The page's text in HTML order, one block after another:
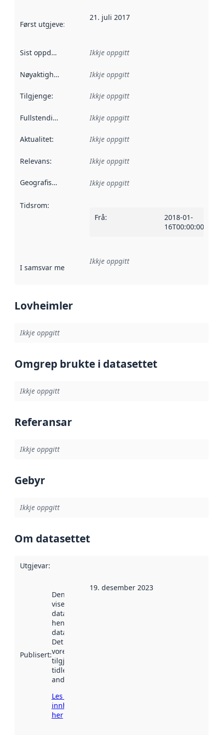
Først utgjeve: Denne datoen seier når dataa i dette
21. juli 2017
Sist oppdatert Ikkje oppgitt
Nøyaktigheit Ikkje oppgitt
Tilgjenge: Ikkje oppgitt
Fullstendigheit Ikkje oppgitt
Aktualitet: Ikkje oppgitt
Relevans: Ikkje oppgitt
Geografisk område Ikkje oppgitt
Tidsrom:
Frå:
2018-01-
16T00:00:00Z
I samsvar med Referanse til ei implementeringsregel eller
Ikkje oppgitt
Lovheimler
Ikkje oppgitt
Omgrep brukte i datasettet
Ikkje oppgitt
Referansar
Ikkje oppgitt
Gebyr
Ikkje oppgitt
Om datasettet
Utgjevar:
Publisert:
Denne datoen
viser når
datasettet vart
henta inn av
data.norge.no.
Det kan ha
vore
tilgjengeleg
tidlegare
andre stader.
Les meir om
innhenting
her
19. desember 2023